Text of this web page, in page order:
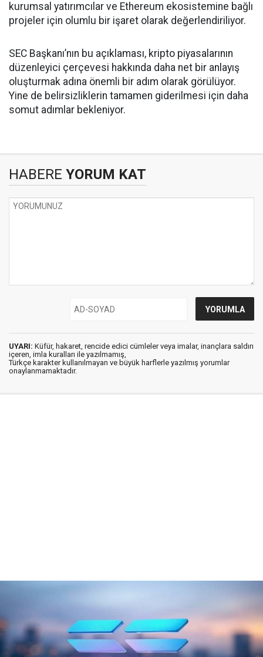
kurumsal yatırımcılar ve Ethereum ekosistemine bağlı
projeler için olumlu bir işaret olarak değerlendiriliyor.
SEC Başkanı’nın bu açıklaması, kripto piyasalarının
düzenleyici çerçevesi hakkında daha net bir anlayış
oluşturmak adına önemli bir adım olarak görülüyor.
Yine de belirsizliklerin tamamen giderilmesi için daha
somut adımlar bekleniyor.
HABERE YORUM KAT
UYARI: Küfür, hakaret, rencide edici cümleler veya imalar, inançlara saldırı
içeren, imla kuralları ile yazılmamış,
Türkçe karakter kullanılmayan ve büyük harflerle yazılmış yorumlar
onaylanmamaktadır.